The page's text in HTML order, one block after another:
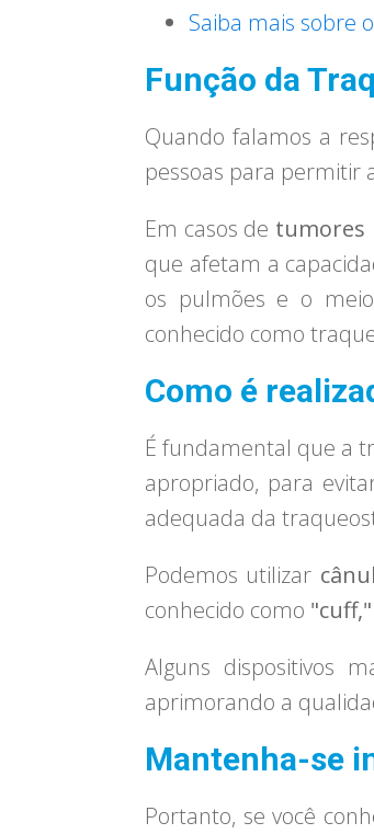
Saiba mais sobre
Função da
Quando falamos a
pessoas para permitir
Em casos de tumores
que afetam a
os pulmões e o
conhecido como
Como é
É fundamental que a
apropriado, para
adequada da
Podemos utilizar
conhecido como "cuff,"
Alguns dispositivos
aprimorando a
Mantenha-se
Portanto, se você